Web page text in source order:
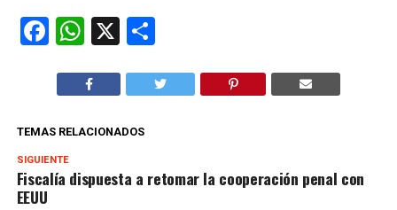
Facebook
WhatsApp
X
TEMAS RELACIONADOS
SIGUIENTE
Fiscalía dispuesta a retomar la cooperación penal con
EEUU